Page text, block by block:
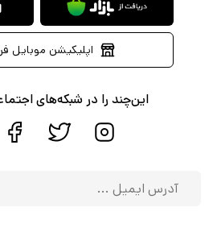
اپلیکیشن موبایل
این‌چند را در شبکه‌های